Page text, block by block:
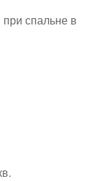
спальне в